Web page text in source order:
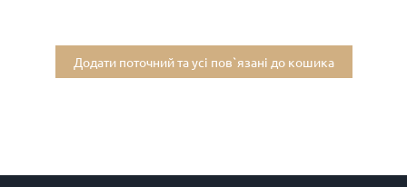
Додати поточний та усі пов`язані до кошика